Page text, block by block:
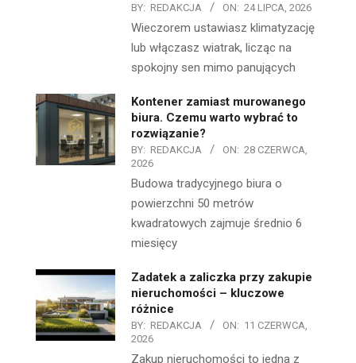
BY: REDAKCJA ON: 24 LIPCA, 2026
Wieczorem ustawiasz klimatyzację
lub włączasz wiatrak, licząc na
spokojny sen mimo panujących
Kontener zamiast murowanego
biura. Czemu warto wybrać to
rozwiązanie?
BY: REDAKCJA ON: 28 CZERWCA,
2026
Budowa tradycyjnego biura o
powierzchni 50 metrów
kwadratowych zajmuje średnio 6
miesięcy
Zadatek a zaliczka przy zakupie
nieruchomości – kluczowe
różnice
BY: REDAKCJA ON: 11 CZERWCA,
2026
Zakup nieruchomości to jedna z